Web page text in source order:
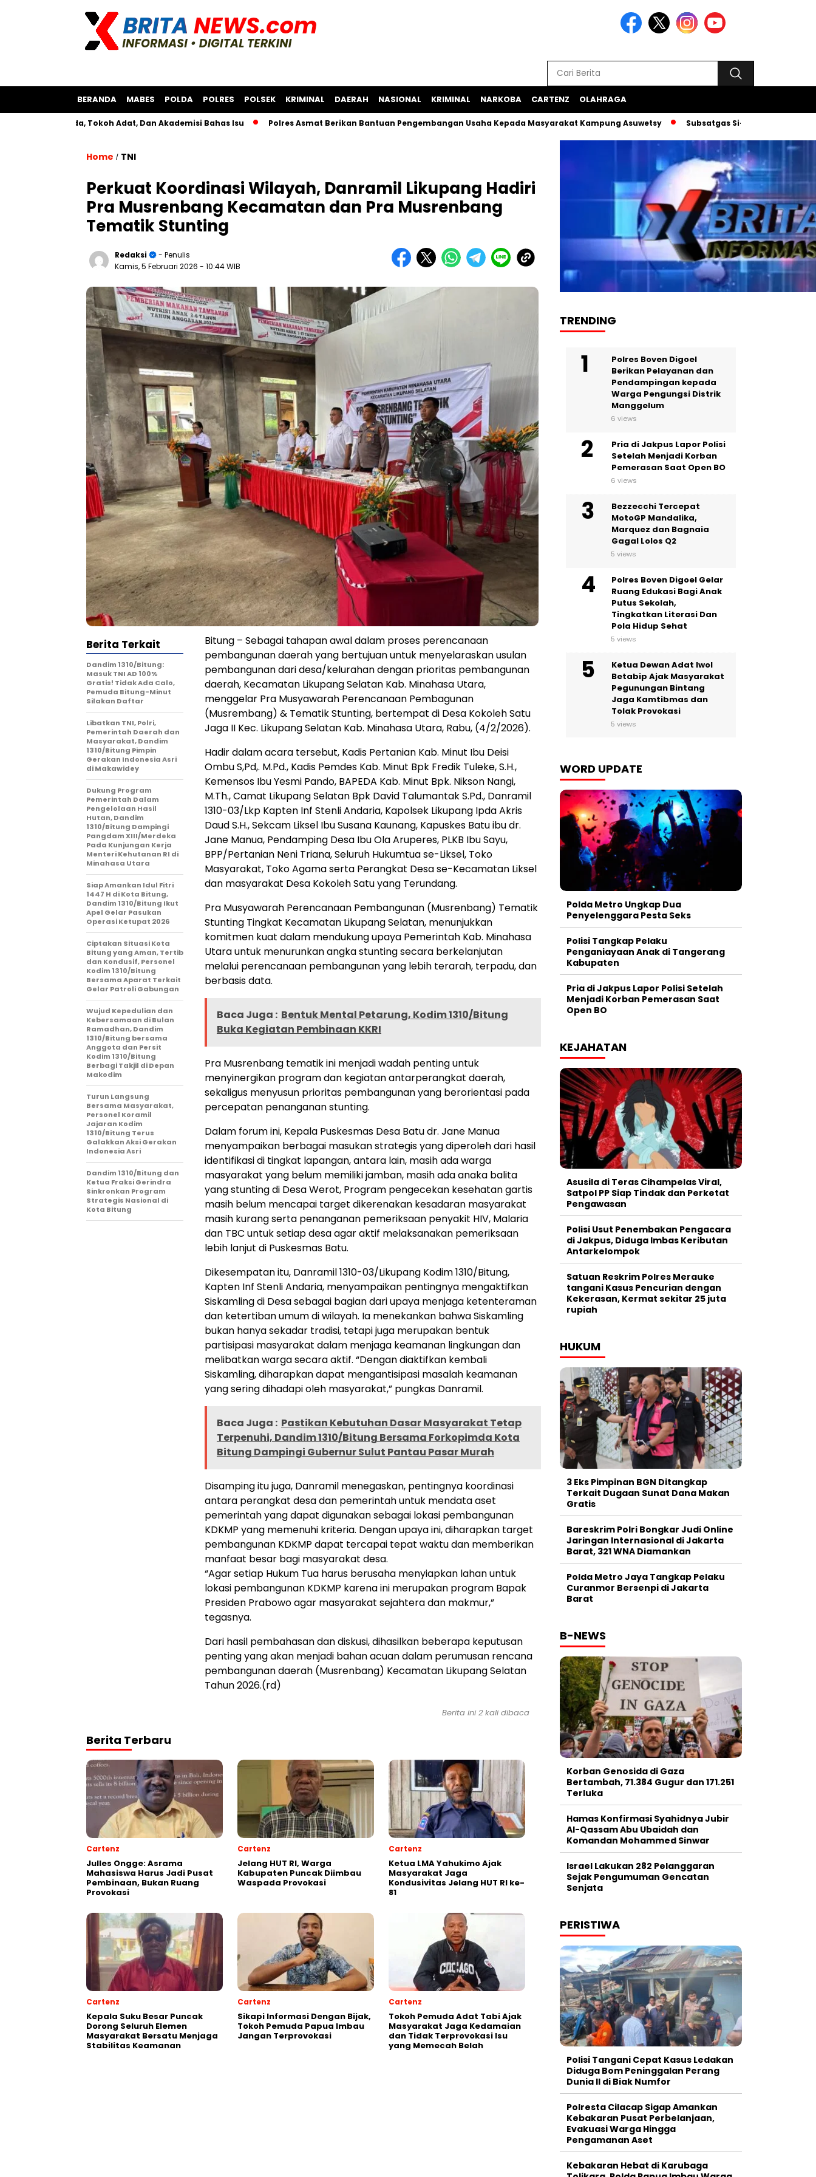
BERANDA MABES POLDA POLRES POLSEK KRIMINAL DAERAH NASIONAL KRIMINAL NARKOBA CARTENZ OLAHRAGA
Bksda, Tokoh Adat, Dan Akademisi Bahas Isu Polres Asmat Berikan Bantuan Pengembangan Usaha Kepada Masyarakat Kampung Asuwetsy Subsatgas Si-Ipar Terus Konsisten
Home / TNI
Perkuat Koordinasi Wilayah, Danramil Likupang Hadiri
Pra Musrenbang Kecamatan dan Pra Musrenbang
Tematik Stunting
Redaksi
- Penulis
Kamis, 5 Februari 2026 - 10:44 WIB
Bitung – Sebagai tahapan awal dalam proses perencanaan
pembangunan daerah yang bertujuan untuk menyelaraskan usulan
pembangunan dari desa/kelurahan dengan prioritas pembangunan
daerah, Kecamatan Likupang Selatan Kab. Minahasa Utara,
menggelar Pra Musyawarah Perencanaan Pembagunan
(Musrembang) & Tematik Stunting, bertempat di Desa Kokoleh Satu
Jaga II Kec. Likupang Selatan Kab. Minahasa Utara, Rabu, (4/2/2026).
Hadir dalam acara tersebut, Kadis Pertanian Kab. Minut Ibu Deisi
Ombu S,Pd,. M.Pd., Kadis Pemdes Kab. Minut Bpk Fredik Tuleke, S.H.,
Kemensos Ibu Yesmi Pando, BAPEDA Kab. Minut Bpk. Nikson Nangi,
M.Th., Camat Likupang Selatan Bpk David Talumantak S.Pd., Danramil
1310-03/Lkp Kapten Inf Stenli Andaria, Kapolsek Likupang Ipda Akris
Daud S.H., Sekcam Liksel Ibu Susana Kaunang, Kapuskes Batu ibu dr.
Jane Manua, Pendamping Desa Ibu Ola Aruperes, PLKB Ibu Sayu,
BPP/Pertanian Neni Triana, Seluruh Hukumtua se-Liksel, Toko
Masyarakat, Toko Agama serta Perangkat Desa se-Kecamatan Liksel
dan masyarakat Desa Kokoleh Satu yang Terundang.
Pra Musyawarah Perencanaan Pembangunan (Musrenbang) Tematik
Stunting Tingkat Kecamatan Likupang Selatan, menunjukkan
komitmen kuat dalam mendukung upaya Pemerintah Kab. Minahasa
Utara untuk menurunkan angka stunting secara berkelanjutan
melalui perencanaan pembangunan yang lebih terarah, terpadu, dan
berbasis data.
Baca Juga : Bentuk Mental Petarung, Kodim 1310/Bitung
Buka Kegiatan Pembinaan KKRI
Pra Musrenbang tematik ini menjadi wadah penting untuk
menyinergikan program dan kegiatan antarperangkat daerah,
sekaligus menyusun prioritas pembangunan yang berorientasi pada
percepatan penanganan stunting.
Dalam forum ini, Kepala Puskesmas Desa Batu dr. Jane Manua
menyampaikan berbagai masukan strategis yang diperoleh dari hasil
identifikasi di tingkat lapangan, antara lain, masih ada warga
masyarakat yang belum memiliki jamban, masih ada anaka balita
yang stunting di Desa Werot, Program pengecekan kesehatan gartis
masih belum mencapai target dikerenakan kesadaran masyarakat
masih kurang serta penanganan pemeriksaan penyakit HIV, Malaria
dan TBC untuk setiap desa agar aktif melaksanakan pemeriksaan
lebih lanjut di Puskesmas Batu.
Dikesempatan itu, Danramil 1310-03/Likupang Kodim 1310/Bitung,
Kapten Inf Stenli Andaria, menyampaikan pentingnya mengaktifkan
Siskamling di Desa sebagai bagian dari upaya menjaga ketenteraman
dan ketertiban umum di wilayah. Ia menekankan bahwa Siskamling
bukan hanya sekadar tradisi, tetapi juga merupakan bentuk
partisipasi masyarakat dalam menjaga keamanan lingkungan dan
melibatkan warga secara aktif. “Dengan diaktifkan kembali
Siskamling, diharapkan dapat mengantisipasi masalah keamanan
yang sering dihadapi oleh masyarakat,” pungkas Danramil.
Baca Juga : Pastikan Kebutuhan Dasar Masyarakat Tetap
Terpenuhi, Dandim 1310/Bitung Bersama Forkopimda Kota
Bitung Dampingi Gubernur Sulut Pantau Pasar Murah
Disamping itu juga, Danramil menegaskan, pentingnya koordinasi
antara perangkat desa dan pemerintah untuk mendata aset
pemerintah yang dapat digunakan sebagai lokasi pembangunan
KDKMP yang memenuhi kriteria. Dengan upaya ini, diharapkan target
pembangunan KDKMP dapat tercapai tepat waktu dan memberikan
manfaat besar bagi masyarakat desa.
“Agar setiap Hukum Tua harus berusaha menyiapkan lahan untuk
lokasi pembangunan KDKMP karena ini merupakan program Bapak
Presiden Prabowo agar masyarakat sejahtera dan makmur,”
tegasnya.
Dari hasil pembahasan dan diskusi, dihasilkan beberapa keputusan
penting yang akan menjadi bahan acuan dalam perumusan rencana
pembangunan daerah (Musrenbang) Kecamatan Likupang Selatan
Tahun 2026.(rd)
Berita Terkait
Dandim 1310/Bitung:
Masuk TNI AD 100%
Gratis! Tidak Ada Calo,
Pemuda Bitung-Minut
Silakan Daftar
Libatkan TNI, Polri,
Pemerintah Daerah dan
Masyarakat, Dandim
1310/Bitung Pimpin
Gerakan Indonesia Asri
di Makawidey
Dukung Program
Pemerintah Dalam
Pengelolaan Hasil
Hutan, Dandim
1310/Bitung Dampingi
Pangdam XIII/Merdeka
Pada Kunjungan Kerja
Menteri Kehutanan RI di
Minahasa Utara
Siap Amankan Idul Fitri
1447 H di Kota Bitung,
Dandim 1310/Bitung Ikut
Apel Gelar Pasukan
Operasi Ketupat 2026
Ciptakan Situasi Kota
Bitung yang Aman, Tertib
dan Kondusif, Personel
Kodim 1310/Bitung
Bersama Aparat Terkait
Gelar Patroli Gabungan
Wujud Kepedulian dan
Kebersamaan di Bulan
Ramadhan, Dandim
1310/Bitung bersama
Anggota dan Persit
Kodim 1310/Bitung
Berbagi Takjil di Depan
Makodim
Turun Langsung
Bersama Masyarakat,
Personel Koramil
Jajaran Kodim
1310/Bitung Terus
Galakkan Aksi Gerakan
Indonesia Asri
Dandim 1310/Bitung dan
Ketua Fraksi Gerindra
Sinkronkan Program
Strategis Nasional di
Kota Bitung
Berita ini 2 kali dibaca
Berita Terbaru
Cartenz
Julles Ongge: Asrama
Mahasiswa Harus Jadi Pusat
Pembinaan, Bukan Ruang
Provokasi
Cartenz
Jelang HUT RI, Warga
Kabupaten Puncak Diimbau
Waspada Provokasi
Cartenz
Ketua LMA Yahukimo Ajak
Masyarakat Jaga
Kondusivitas Jelang HUT RI ke-
81
Cartenz
Kepala Suku Besar Puncak
Dorong Seluruh Elemen
Masyarakat Bersatu Menjaga
Stabilitas Keamanan
Cartenz
Sikapi Informasi Dengan Bijak,
Tokoh Pemuda Papua Imbau
Jangan Terprovokasi
Cartenz
Tokoh Pemuda Adat Tabi Ajak
Masyarakat Jaga Kedamaian
dan Tidak Terprovokasi Isu
yang Memecah Belah
TRENDING
Polres Boven Digoel
Berikan Pelayanan dan
Pendampingan kepada
Warga Pengungsi Distrik
Manggelum
6 views
Pria di Jakpus Lapor Polisi
Setelah Menjadi Korban
Pemerasan Saat Open BO
6 views
Bezzecchi Tercepat
MotoGP Mandalika,
Marquez dan Bagnaia
Gagal Lolos Q2
5 views
Polres Boven Digoel Gelar
Ruang Edukasi Bagi Anak
Putus Sekolah,
Tingkatkan Literasi Dan
Pola Hidup Sehat
5 views
Ketua Dewan Adat Iwol
Betabip Ajak Masyarakat
Pegunungan Bintang
Jaga Kamtibmas dan
Tolak Provokasi
5 views
WORD UPDATE
Polda Metro Ungkap Dua
Penyelenggara Pesta Seks
Polisi Tangkap Pelaku
Penganiayaan Anak di Tangerang
Kabupaten
Pria di Jakpus Lapor Polisi Setelah
Menjadi Korban Pemerasan Saat
Open BO
KEJAHATAN
Asusila di Teras Cihampelas Viral,
Satpol PP Siap Tindak dan Perketat
Pengawasan
Polisi Usut Penembakan Pengacara
di Jakpus, Diduga Imbas Keributan
Antarkelompok
Satuan Reskrim Polres Merauke
tangani Kasus Pencurian dengan
Kekerasan, Kermat sekitar 25 juta
rupiah
HUKUM
3 Eks Pimpinan BGN Ditangkap
Terkait Dugaan Sunat Dana Makan
Gratis
Bareskrim Polri Bongkar Judi Online
Jaringan Internasional di Jakarta
Barat, 321 WNA Diamankan
Polda Metro Jaya Tangkap Pelaku
Curanmor Bersenpi di Jakarta
Barat
B-NEWS
Korban Genosida di Gaza
Bertambah, 71.384 Gugur dan 171.251
Terluka
Hamas Konfirmasi Syahidnya Jubir
Al-Qassam Abu Ubaidah dan
Komandan Mohammed Sinwar
Israel Lakukan 282 Pelanggaran
Sejak Pengumuman Gencatan
Senjata
PERISTIWA
Polisi Tangani Cepat Kasus Ledakan
Diduga Bom Peninggalan Perang
Dunia II di Biak Numfor
Polresta Cilacap Sigap Amankan
Kebakaran Pusat Perbelanjaan,
Evakuasi Warga Hingga
Pengamanan Aset
Kebakaran Hebat di Karubaga